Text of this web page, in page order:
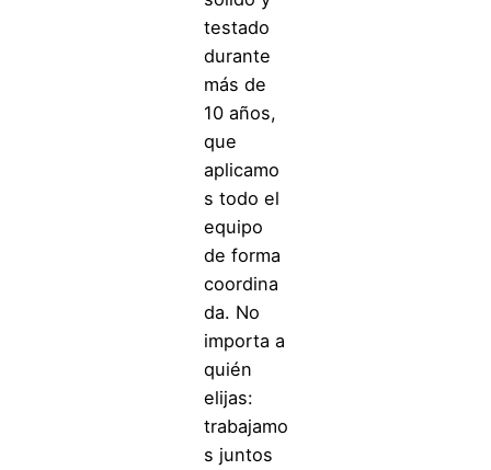
testado
durante
más de
10 años,
que
aplicamo
s todo el
equipo
de forma
coordina
da. No
importa a
quién
elijas:
trabajamo
s juntos